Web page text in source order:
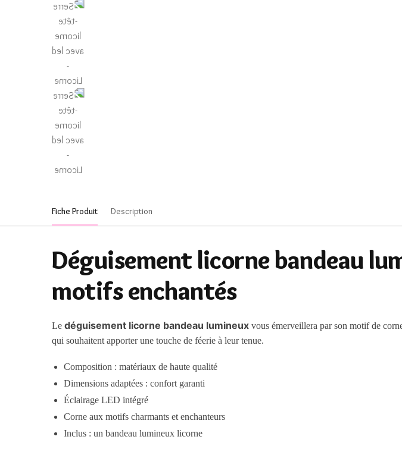
Fiche Produit Description
Déguisement licorne bandeau
motifs enchantés
Ledéguisement licorne bandeau lumineux vous émerveillera par son motif de
qui souhaitent apporter une touche de féerie à leur tenue.
Composition : matériaux de haute qualité
Dimensions adaptées : confort garanti
Éclairage LED intégré
Corne aux motifs charmants et enchanteurs
Inclus : un bandeau lumineux licorne